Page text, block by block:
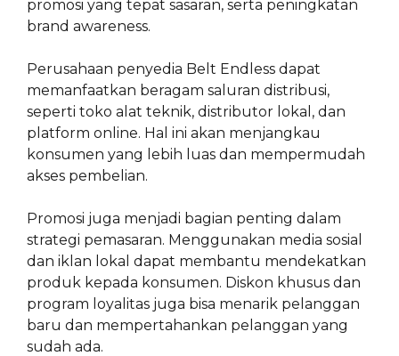
promosi yang tepat sasaran, serta peningkatan
brand awareness.
Perusahaan penyedia Belt Endless dapat
memanfaatkan beragam saluran distribusi,
seperti toko alat teknik, distributor lokal, dan
platform online. Hal ini akan menjangkau
konsumen yang lebih luas dan mempermudah
akses pembelian.
Promosi juga menjadi bagian penting dalam
strategi pemasaran. Menggunakan media sosial
dan iklan lokal dapat membantu mendekatkan
produk kepada konsumen. Diskon khusus dan
program loyalitas juga bisa menarik pelanggan
baru dan mempertahankan pelanggan yang
sudah ada.